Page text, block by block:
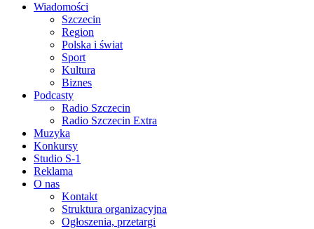
Wiadomości
Szczecin
Region
Polska i świat
Sport
Kultura
Biznes
Podcasty
Radio Szczecin
Radio Szczecin Extra
Muzyka
Konkursy
Studio S-1
Reklama
O nas
Kontakt
Struktura organizacyjna
Ogłoszenia, przetargi